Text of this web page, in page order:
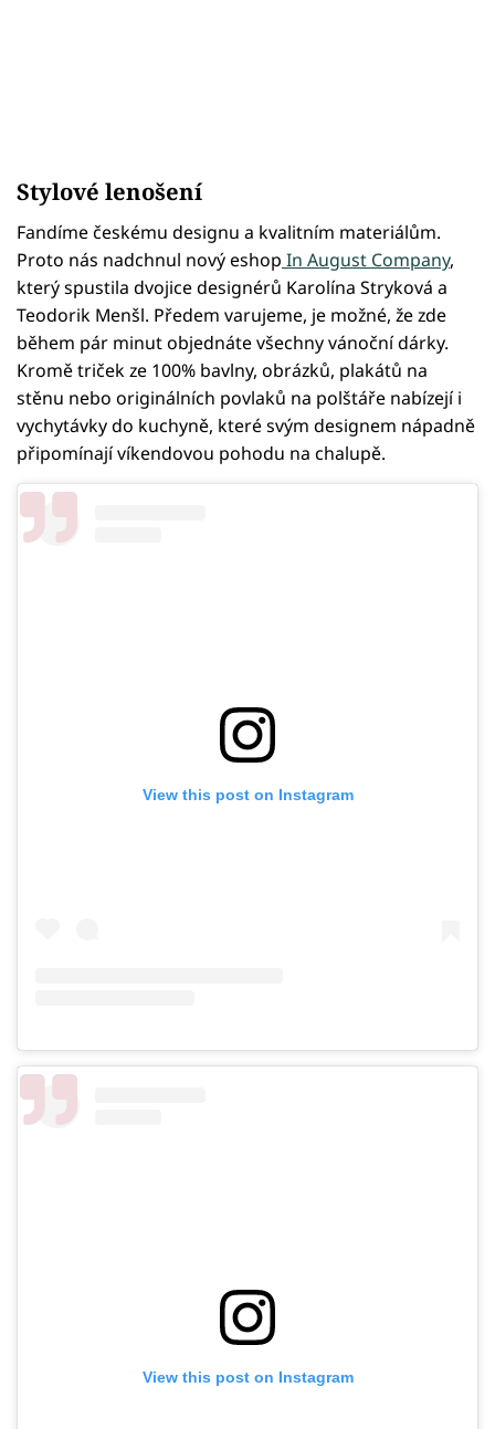
Stylové lenošení
Fandíme českému designu a kvalitním materiálům.
Proto nás nadchnul nový eshop In August Company,
který spustila dvojice designérů Karolína Stryková a
Teodorik Menšl. Předem varujeme, je možné, že zde
během pár minut objednáte všechny vánoční dárky.
Kromě triček ze 100% bavlny, obrázků, plakátů na
stěnu nebo originálních povlaků na polštáře nabízejí i
vychytávky do kuchyně, které svým designem nápadně
připomínají víkendovou pohodu na chalupě.
View this post on Instagram
View this post on Instagram